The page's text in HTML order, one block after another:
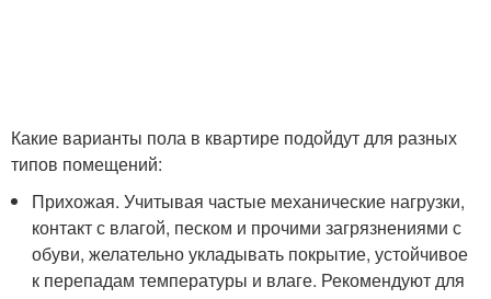
Какие варианты пола в квартире подойдут для разных
типов помещений:
Прихожая. Учитывая частые механические нагрузки,
контакт с влагой, песком и прочими загрязнениями с
обуви, желательно укладывать покрытие, устойчивое
к перепадам температуры и влаге. Рекомендуют для